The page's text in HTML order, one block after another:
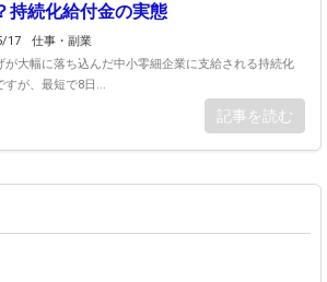
持続化給付金の実態
17
仕事・副業
が大幅に落ち込んだ中小零細企業に支給される持続化
すが、最短で8日...
記事を読む